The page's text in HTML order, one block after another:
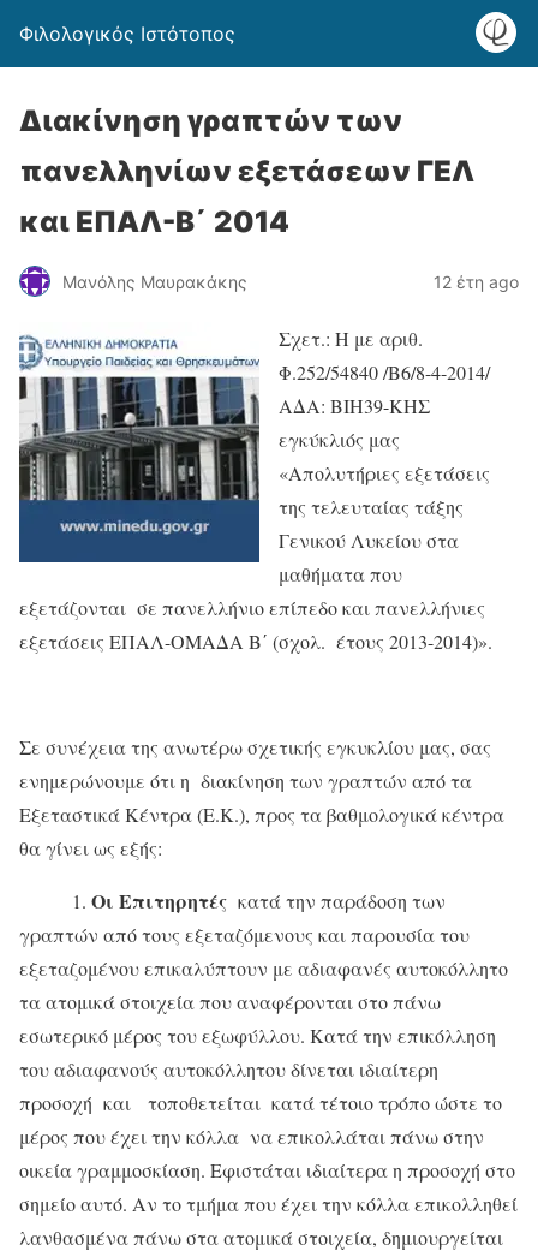
Φιλολογικός Ιστότοπος
Διακίνηση γραπτών των
πανελληνίων εξετάσεων ΓΕΛ
και ΕΠΑΛ-Β΄ 2014
Μανόλης Μαυρακάκης 12 έτη ago
Σχετ.: Η με αριθ.
Φ.252/54840 /B6/8-4-2014/
ΑΔΑ: ΒΙΗ39-ΚΗΣ
εγκύκλιός μας
«Απολυτήριες εξετάσεις
της τελευταίας τάξης
Γενικού Λυκείου στα
μαθήματα που
εξετάζονται σε πανελλήνιο επίπεδο και πανελλήνιες
εξετάσεις ΕΠΑΛ-ΟΜΑΔΑ Β΄ (σχολ. έτους 2013-2014)».
Σε συνέχεια της ανωτέρω σχετικής εγκυκλίου μας, σας
ενημερώνουμε ότι η διακίνηση των γραπτών από τα
Εξεταστικά Κέντρα (Ε.Κ.), προς τα βαθμολογικά κέντρα
θα γίνει ως εξής:
1. Οι Επιτηρητές κατά την παράδοση των
γραπτών από τους εξεταζόμενους και παρουσία του
εξεταζομένου επικαλύπτουν με αδιαφανές αυτοκόλλητο
τα ατομικά στοιχεία που αναφέρονται στο πάνω
εσωτερικό μέρος του εξωφύλλου. Κατά την επικόλληση
του αδιαφανούς αυτοκόλλητου δίνεται ιδιαίτερη
προσοχή και τοποθετείται κατά τέτοιο τρόπο ώστε το
μέρος που έχει την κόλλα να επικολλάται πάνω στην
οικεία γραμμοσκίαση. Εφιστάται ιδιαίτερα η προσοχή στο
σημείο αυτό. Αν το τμήμα που έχει την κόλλα επικολληθεί
λανθασμένα πάνω στα ατομικά στοιχεία, δημιουργείται